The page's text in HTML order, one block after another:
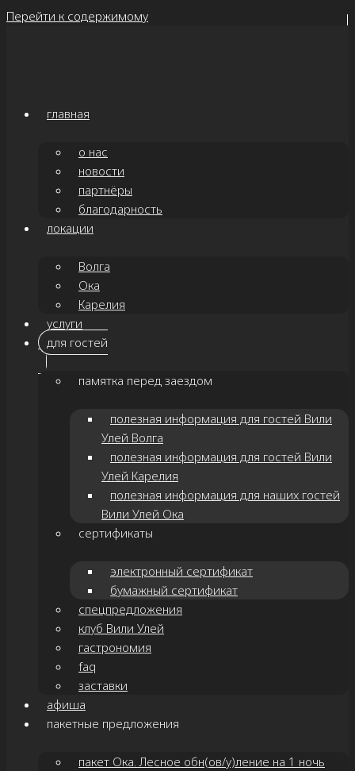
Перейти к содержимому
главная
о нас
новости
партнёры
благодарность
локации
Волга
Ока
Карелия
услуги
для гостей
памятка перед заездом
полезная информация для гостей Вили
Улей Волга
полезная информация для гостей Вили
Улей Карелия
полезная информация для наших гостей
Вили Улей Ока
сертификаты
электронный сертификат
бумажный сертификат
спецпредложения
клуб Вили Улей
гастрономия
faq
заставки
афиша
пакетные предложения
пакет Ока. Лесное обн(ов/у)ление на 1 ночь